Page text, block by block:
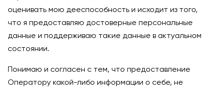
оценивать мою дееспособность и исходит из того,
что я предоставляю достоверные персональные
данные и поддерживаю такие данные в актуальном
состоянии.
Понимаю и согласен с тем, что предоставление
Оператору какой-либо информации о себе, не